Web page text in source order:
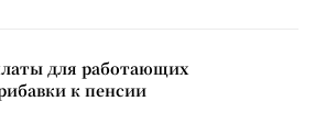
для работающих
к пенсии